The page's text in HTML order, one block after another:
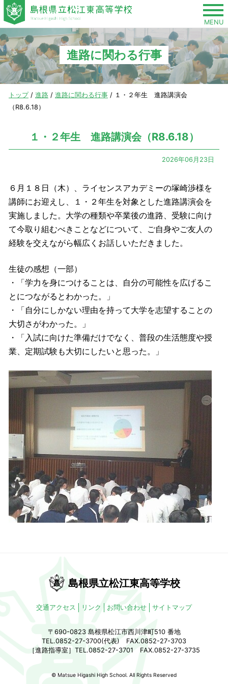
このページの本文へ
MENU
進路に関わる行事
現
在
トップ/ 進路 / 進路に関わる行事 / １・２年生 進路講演会
（R8.6.18）
１・２年生 進路講演会（R8.6.18）
2026年06月23日
６月１８日（木）、ライセンスアカデミーの塚崎渉様を
講師にお迎えし、１・２年生を対象とした進路講演会を
実施しました。大学の種類や卒業後の進路、受験に向け
て今取り組むべきことなどについて、ご自身やご友人の
経験を交えながら幅広くお話しいただきました。
生徒の感想（一部）
・「学力を身につけることは、自分の可能性を広げるこ
とにつながるとわかった。」
・「自分にしかない理由を持って大学を志望することの
大切さがわかった。」
・「入試に向けた準備だけでなく、普段の生活態度や授
業、定期試験も大切にしたいと思った。」
島根県立松江東高等学校
交通アクセス リンク お問い合わせ サイトマップ
〒690-0823 島根県松江市西川津町510 番地
TEL.0852-27-3700(代表) FAX.0852-27-3703
［進路指導室］TEL.0852-27-3701 FAX.0852-27-3735
© Matsue Higashi High School. All Rights Reserved